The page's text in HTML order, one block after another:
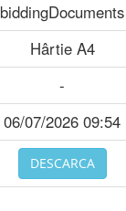
biddingDocuments
Hârtie A4
-
06/07/2026 09:54
DESCARCA